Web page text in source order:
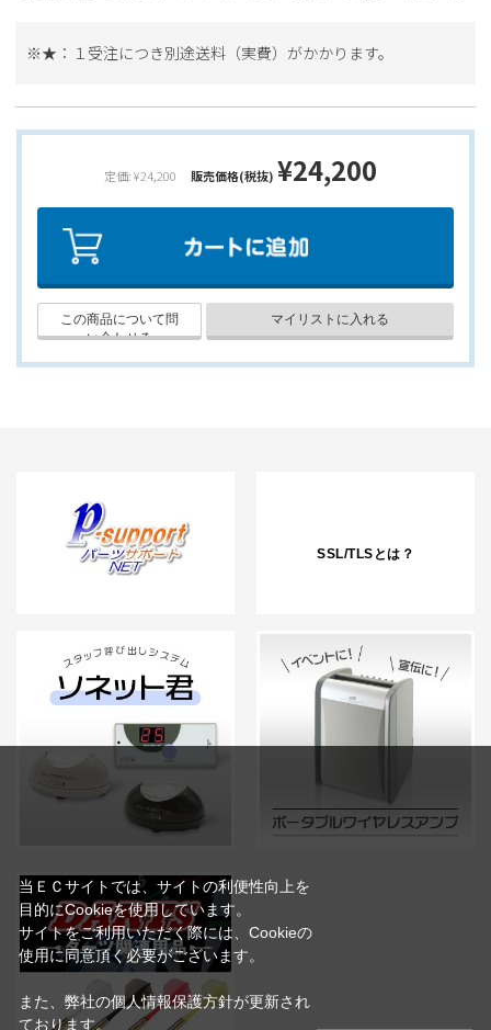
※★：１受注につき別途送料（実費）がかかります。
定価: ¥24,200 販売価格(税抜) ¥24,200
SSL/TLSとは？
当ＥＣサイトでは、サイトの利便性向上を
目的にCookieを使用しています。
サイトをご利用いただく際には、Cookieの
使用に同意頂く必要がございます。
また、弊社の個人情報保護方針が更新され
ております。